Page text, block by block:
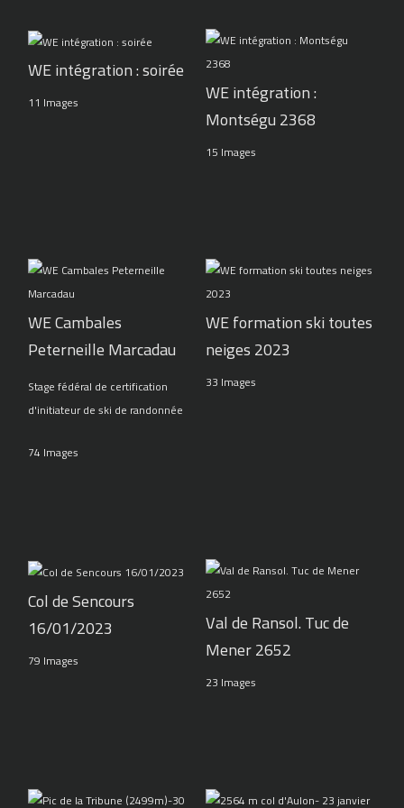
WE intégration : soirée
11 Images
WE intégration :
Montségu 2368
15 Images
WE Cambales
Peterneille Marcadau
Stage fédéral de certification
d'initiateur de ski de randonnée
74 Images
WE formation ski toutes
neiges 2023
33 Images
Col de Sencours
16/01/2023
79 Images
Val de Ransol. Tuc de
Mener 2652
23 Images